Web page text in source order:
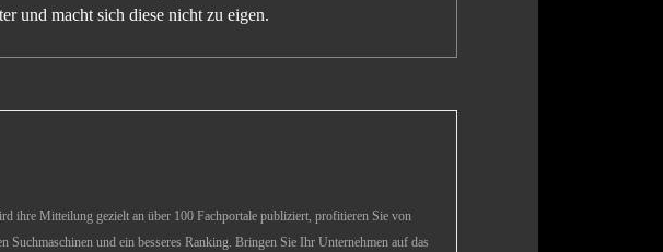
und macht sich diese nicht zu eigen.
ihre Mitteilung gezielt an über 100 Fachportale publiziert, profitieren Sie von
und ein besseres Ranking. Bringen Sie Ihr Unternehmen auf das